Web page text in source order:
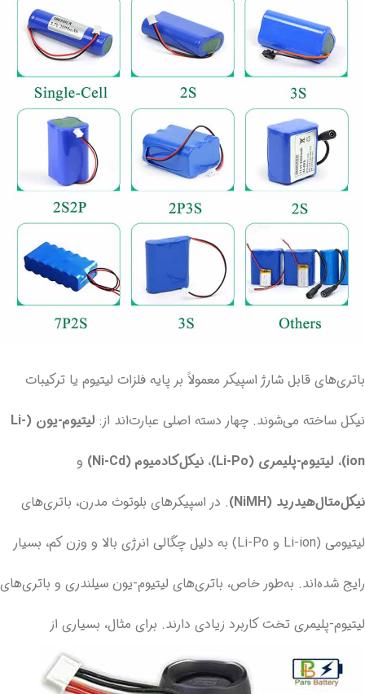
باتری‌های قابل شارژ اسپیکر معمولاً بر پایه فلزات لیتیوم یا ترکیبات
نیکل ساخته می‌شوند. چهار دسته اصلی عبارت‌اند از:
لیتیوم-یون (Li-
ion) ، لیتیوم-پلیمری (Li-Po) ، نیکل‌کادمیوم (Ni-Cd)
و
نیکل‌متال‌هیدرید (NiMH)
. در اسپیکرهای بلوتوث مدرن، باتری‌های
لیتیومی (Li-ion و Li-Po) به دلیل چگالی انرژی بالا و وزن کم، بسیار
رایج شده‌اند. به‌طور خاص، باتری‌های لیتیوم-یون سیلندری و باتری‌های
لیتیوم-پلیمری تخت کاربرد زیادی دارند. برای مثال، بسیاری از